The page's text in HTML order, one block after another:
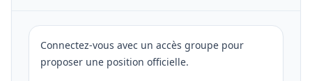
Connectez-vous avec un accès groupe pour
proposer une position officielle.